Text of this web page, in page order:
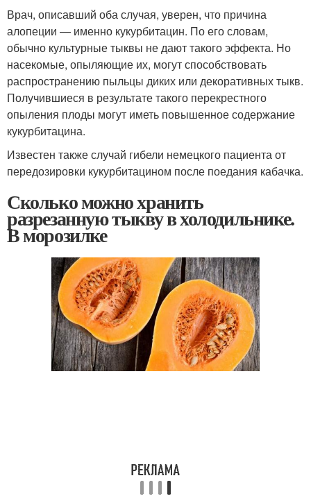
Врач, описавший оба случая, уверен, что причина
алопеции — именно кукурбитацин. По его словам,
обычно культурные тыквы не дают такого эффекта. Но
насекомые, опыляющие их, могут способствовать
распространению пыльцы диких или декоративных тыкв.
Получившиеся в результате такого перекрестного
опыления плоды могут иметь повышенное содержание
кукурбитацина.
Известен также случай гибели немецкого пациента от
передозировки кукурбитацином после поедания кабачка.
Сколько можно хранить
разрезанную тыкву в холодильнике.
В морозилке